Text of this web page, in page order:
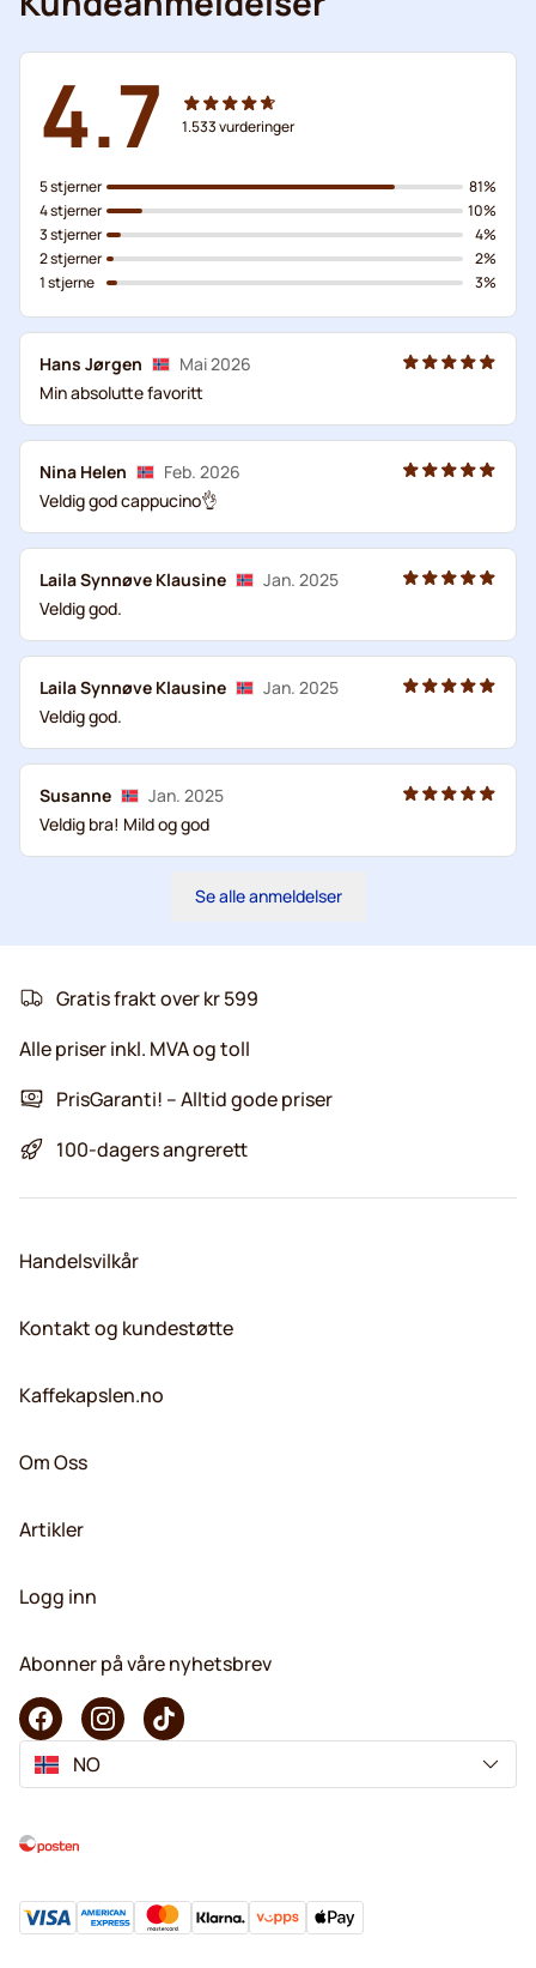
4.7 1.533vurderinger
5 stjerner
4 stjerner
3 stjerner
2 stjerner
1 stjerne
81%
10%
4%
2%
3%
Hans Jørgen
Mai 2026
Min absolutte favoritt
Nina Helen
Feb. 2026
Veldig god cappucino👌
Laila Synnøve Klausine
Jan. 2025
Veldig god.
Laila Synnøve Klausine
Jan. 2025
Veldig god.
Susanne
Jan. 2025
Veldig bra! Mild og god
Se alle anmeldelser
Gratis frakt over kr 599
Alle priser inkl. MVA og toll
PrisGaranti! – Alltid gode priser
100-dagers angrerett
Handelsvilkår
Kontakt og kundestøtte
Kaffekapslen.no
Om Oss
Artikler
Logg inn
Abonner på våre nyhetsbrev
NO